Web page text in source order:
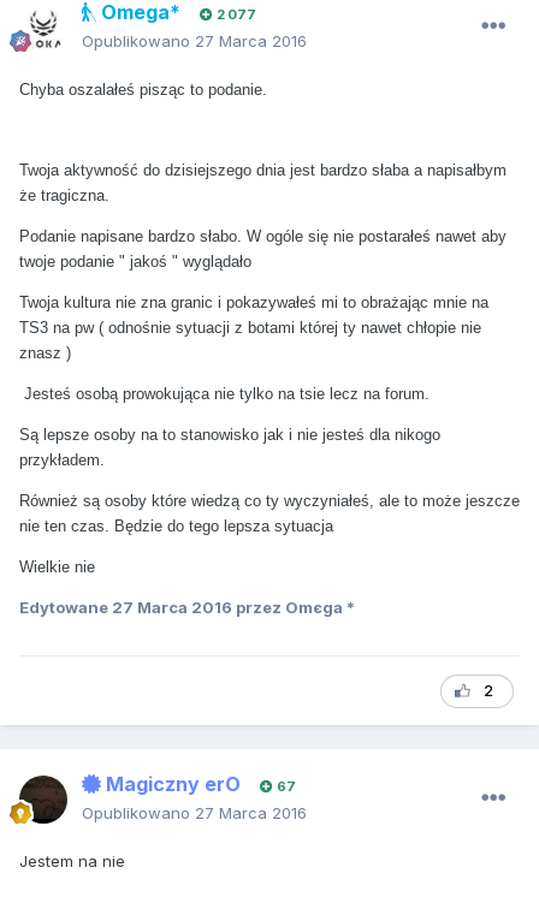
Omega* 2 077
Opublikowano 27 Marca 2016
Chyba oszalałeś pisząc to podanie.
Twoja aktywność do dzisiejszego dnia jest bardzo słaba a napisałbym
że tragiczna.
Podanie napisane bardzo słabo. W ogóle się nie postarałeś nawet aby
twoje podanie " jakoś " wyglądało
Twoja kultura nie zna granic i pokazywałeś mi to obrażając mnie na
TS3 na pw ( odnośnie sytuacji z botami której ty nawet chłopie nie
znasz )
Jesteś osobą prowokująca nie tylko na tsie lecz na forum.
Są lepsze osoby na to stanowisko jak i nie jesteś dla nikogo
przykładem.
Również są osoby które wiedzą co ty wyczyniałeś, ale to może jeszcze
nie ten czas. Będzie do tego lepsza sytuacja
Wielkie nie
Edytowane 27 Marca 2016 przez Omєga *
2
Magiczny erO 67
Opublikowano 27 Marca 2016
Jestem na nie